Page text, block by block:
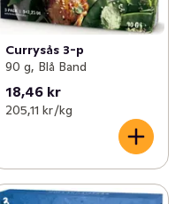
Currysås 3-p
90 g, Blå Band
18,46 kr
205,11 kr /kg